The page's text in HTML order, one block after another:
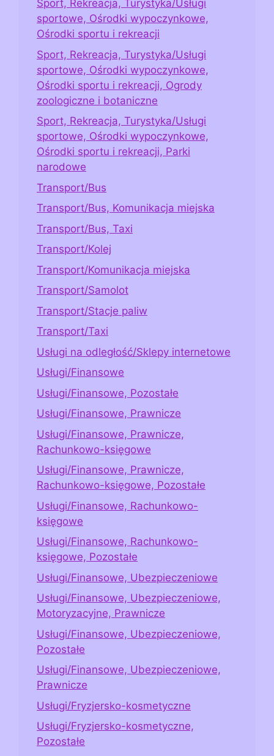
Sport, Rekreacja, Turystyka/Usługi
sportowe, Ośrodki wypoczynkowe,
Ośrodki sportu i rekreacji
Sport, Rekreacja, Turystyka/Usługi
sportowe, Ośrodki wypoczynkowe,
Ośrodki sportu i rekreacji, Ogrody
zoologiczne i botaniczne
Sport, Rekreacja, Turystyka/Usługi
sportowe, Ośrodki wypoczynkowe,
Ośrodki sportu i rekreacji, Parki
narodowe
Transport/Bus
Transport/Bus, Komunikacja miejska
Transport/Bus, Taxi
Transport/Kolej
Transport/Komunikacja miejska
Transport/Samolot
Transport/Stacje paliw
Transport/Taxi
Usługi na odległość/Sklepy internetowe
Usługi/Finansowe
Usługi/Finansowe, Pozostałe
Usługi/Finansowe, Prawnicze
Usługi/Finansowe, Prawnicze,
Rachunkowo-księgowe
Usługi/Finansowe, Prawnicze,
Rachunkowo-księgowe, Pozostałe
Usługi/Finansowe, Rachunkowo-
księgowe
Usługi/Finansowe, Rachunkowo-
księgowe, Pozostałe
Usługi/Finansowe, Ubezpieczeniowe
Usługi/Finansowe, Ubezpieczeniowe,
Motoryzacyjne, Prawnicze
Usługi/Finansowe, Ubezpieczeniowe,
Pozostałe
Usługi/Finansowe, Ubezpieczeniowe,
Prawnicze
Usługi/Fryzjersko-kosmetyczne
Usługi/Fryzjersko-kosmetyczne,
Pozostałe